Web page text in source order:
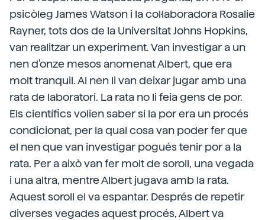
psicòleg James Watson i la col·laboradora Rosalie
Rayner, tots dos de la Universitat Johns Hopkins,
van realitzar un experiment. Van investigar a un
nen d'onze mesos anomenat Albert, que era
molt tranquil. Al nen li van deixar jugar amb una
rata de laboratori. La rata no li feia gens de por.
Els científics volien saber si la por era un procés
condicionat, per la qual cosa van poder fer que
el nen que van investigar pogués tenir por a la
rata. Per a això van fer molt de soroll, una vegada
i una altra, mentre Albert jugava amb la rata.
Aquest soroll el va espantar. Després de repetir
diverses vegades aquest procés, Albert va